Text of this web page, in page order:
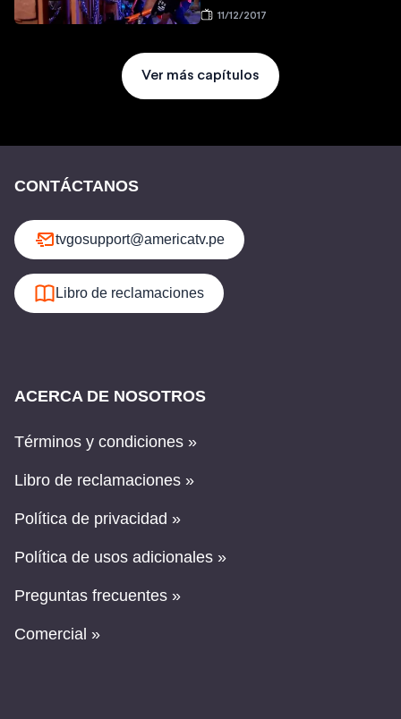
11/12/2017
Ver más capítulos
CONTÁCTANOS
tvgosupport@americatv.pe
Libro de reclamaciones
ACERCA DE NOSOTROS
Términos y condiciones »
Libro de reclamaciones »
Política de privacidad »
Política de usos adicionales »
Preguntas frecuentes »
Comercial »